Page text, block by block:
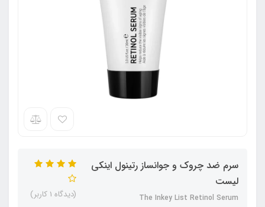
سرم ضد چروک و جوانساز رتینول اینکی
لیست
The Inkey List Retinol Serum (دیدگاه 1 کاربر)